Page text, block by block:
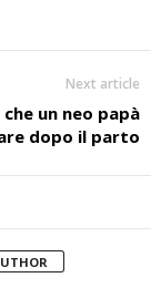
Next article
che un neo papà
dopo il parto